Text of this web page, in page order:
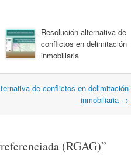
Resolución alternativa de
conflictos en delimitación
inmobiliaria
de conflictos en delimitación
inmobiliaria →
(RGAG)”